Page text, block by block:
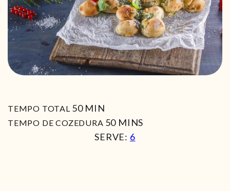
TEMPO TOTAL 50MIN
MIN
TEMPO DE COZEDURA 50MIN
MINS
SERVE: 6